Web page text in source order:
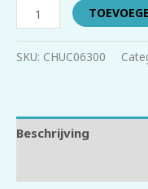
SKU: CHUC06300
Beschrijving